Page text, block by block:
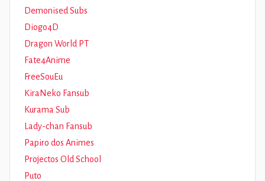
Demonised Subs
Diogo4D
Dragon World PT
Fate4Anime
FreeSouEu
KiraNeko Fansub
Kurama Sub
Lady-chan Fansub
Papiro dos Animes
Projectos Old School
Puto